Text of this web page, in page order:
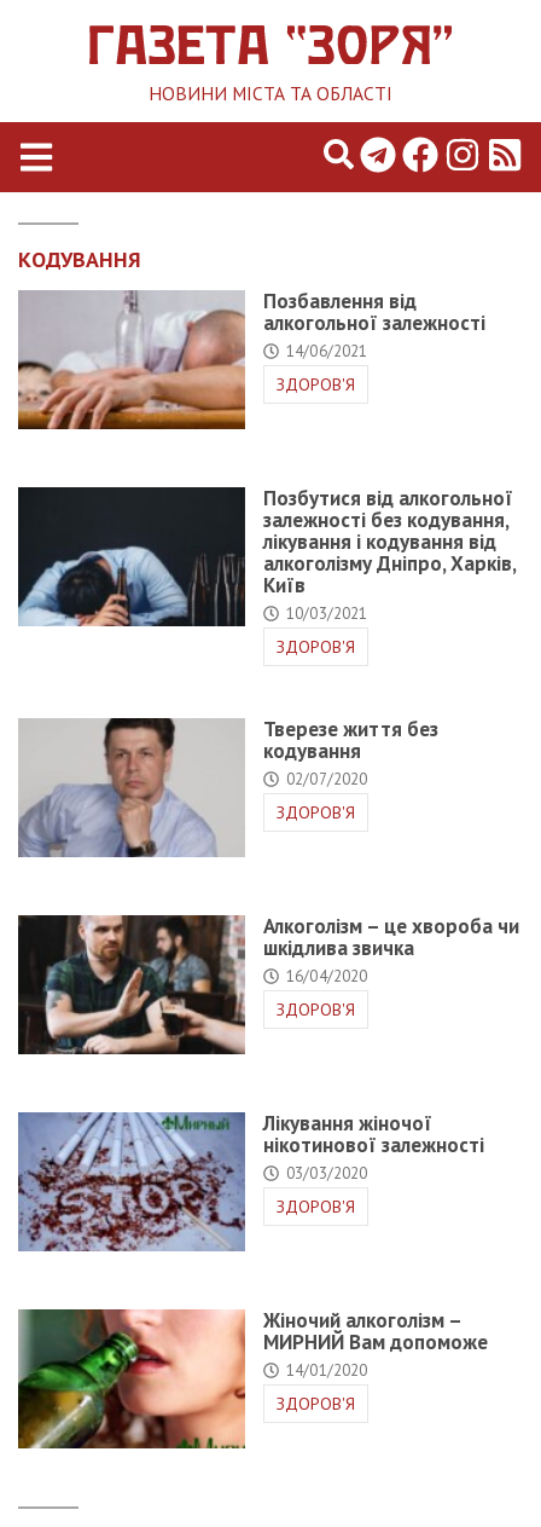
НОВИНИ МІСТА ТА ОБЛАСТІ
КОДУВАННЯ
Позбавлення від
алкогольної залежності
14/06/2021
ЗДОРОВ'Я
Позбутися від алкогольної
залежності без кодування,
лікування і кодування від
алкоголізму Дніпро, Харків,
Київ
10/03/2021
ЗДОРОВ'Я
Тверезе життя без
кодування
02/07/2020
ЗДОРОВ'Я
Алкоголізм – це хвороба чи
шкідлива звичка
16/04/2020
ЗДОРОВ'Я
Лікування жіночої
нікотинової залежності
03/03/2020
ЗДОРОВ'Я
Жіночий алкоголізм –
МИРНИЙ Вам допоможе
14/01/2020
ЗДОРОВ'Я